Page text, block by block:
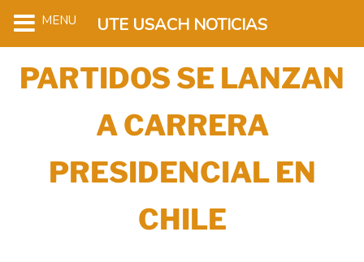
PARTIDOS SE LANZAN
A CARRERA
PRESIDENCIAL EN
CHILE
MENU UTE USACH NOTICIAS